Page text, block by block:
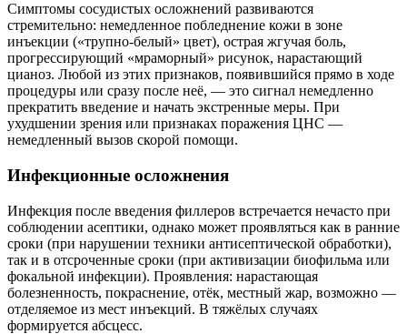
Симптомы сосудистых осложнений развиваются
стремительно: немедленное побледнение кожи в зоне
инъекции («трупно-белый» цвет), острая жгучая боль,
прогрессирующий «мраморный» рисунок, нарастающий
цианоз. Любой из этих признаков, появившийся прямо в ходе
процедуры или сразу после неё, — это сигнал немедленно
прекратить введение и начать экстренные меры. При
ухудшении зрения или признаках поражения ЦНС —
немедленный вызов скорой помощи.
Инфекционные осложнения
Инфекция после введения филлеров встречается нечасто при
соблюдении асептики, однако может проявляться как в ранние
сроки (при нарушении техники антисептической обработки),
так и в отсроченные сроки (при активизации биофильма или
фокальной инфекции). Проявления: нарастающая
болезненность, покраснение, отёк, местный жар, возможно —
отделяемое из мест инъекций. В тяжёлых случаях
формируется абсцесс.